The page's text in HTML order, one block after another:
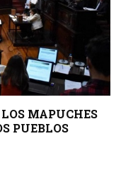
MAPUCHES
PUEBLOS